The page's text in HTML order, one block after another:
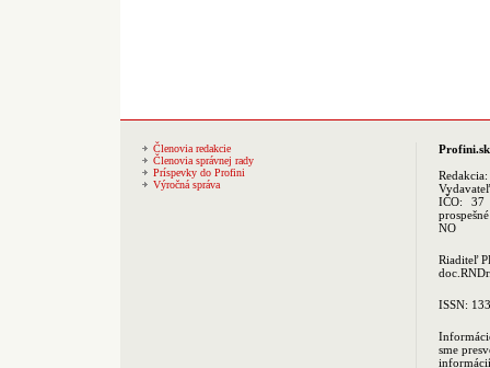
Členovia redakcie
Členovia správnej rady
Príspevky do Profini
Výročná správa
Profini.sk
Redakcia:
IČO: 37
NO
Riaditeľ
ISSN:
sme